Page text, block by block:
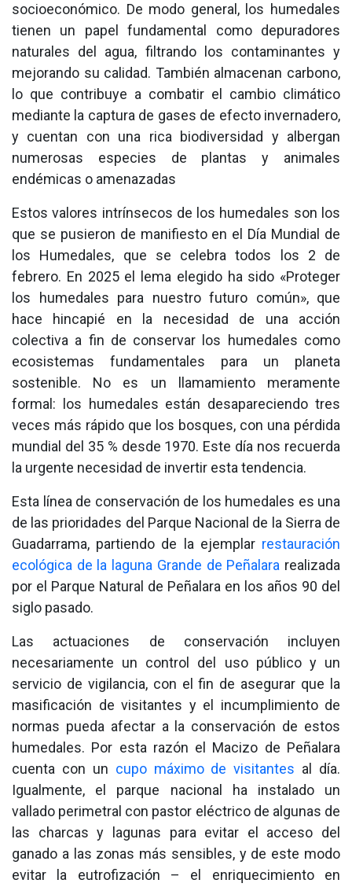
socioeconómico. De modo general, los humedales
tienen un papel fundamental como depuradores
naturales del agua, filtrando los contaminantes y
mejorando su calidad. También almacenan carbono,
lo que contribuye a combatir el cambio climático
mediante la captura de gases de efecto invernadero,
y cuentan con una rica biodiversidad y albergan
numerosas especies de plantas y animales
endémicas o amenazadas
Estos valores intrínsecos de los humedales son los
que se pusieron de manifiesto en el Día Mundial de
los Humedales, que se celebra todos los 2 de
febrero. En 2025 el lema elegido ha sido «Proteger
los humedales para nuestro futuro común», que
hace hincapié en la necesidad de una acción
colectiva a fin de conservar los humedales como
ecosistemas fundamentales para un planeta
sostenible. No es un llamamiento meramente
formal: los humedales están desapareciendo tres
veces más rápido que los bosques, con una pérdida
mundial del 35 % desde 1970. Este día nos recuerda
la urgente necesidad de invertir esta tendencia.
Esta línea de conservación de los humedales es una
de las prioridades del Parque Nacional de la Sierra de
Guadarrama, partiendo de la ejemplar restauración
ecológica de la laguna Grande de Peñalara realizada
por el Parque Natural de Peñalara en los años 90 del
siglo pasado.
Las actuaciones de conservación incluyen
necesariamente un control del uso público y un
servicio de vigilancia, con el fin de asegurar que la
masificación de visitantes y el incumplimiento de
normas pueda afectar a la conservación de estos
humedales. Por esta razón el Macizo de Peñalara
cuenta con un cupo máximo de visitantes al día.
Igualmente, el parque nacional ha instalado un
vallado perimetral con pastor eléctrico de algunas de
las charcas y lagunas para evitar el acceso del
ganado a las zonas más sensibles, y de este modo
evitar la eutrofización – el enriquecimiento en